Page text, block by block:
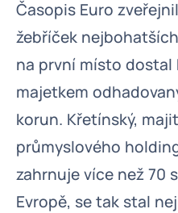
Časopis Euro
žebříček
na první místo dostal
majetkem
korun. Křetínský,
průmyslového
zahrnuje více než 70
Evropě, se tak stal